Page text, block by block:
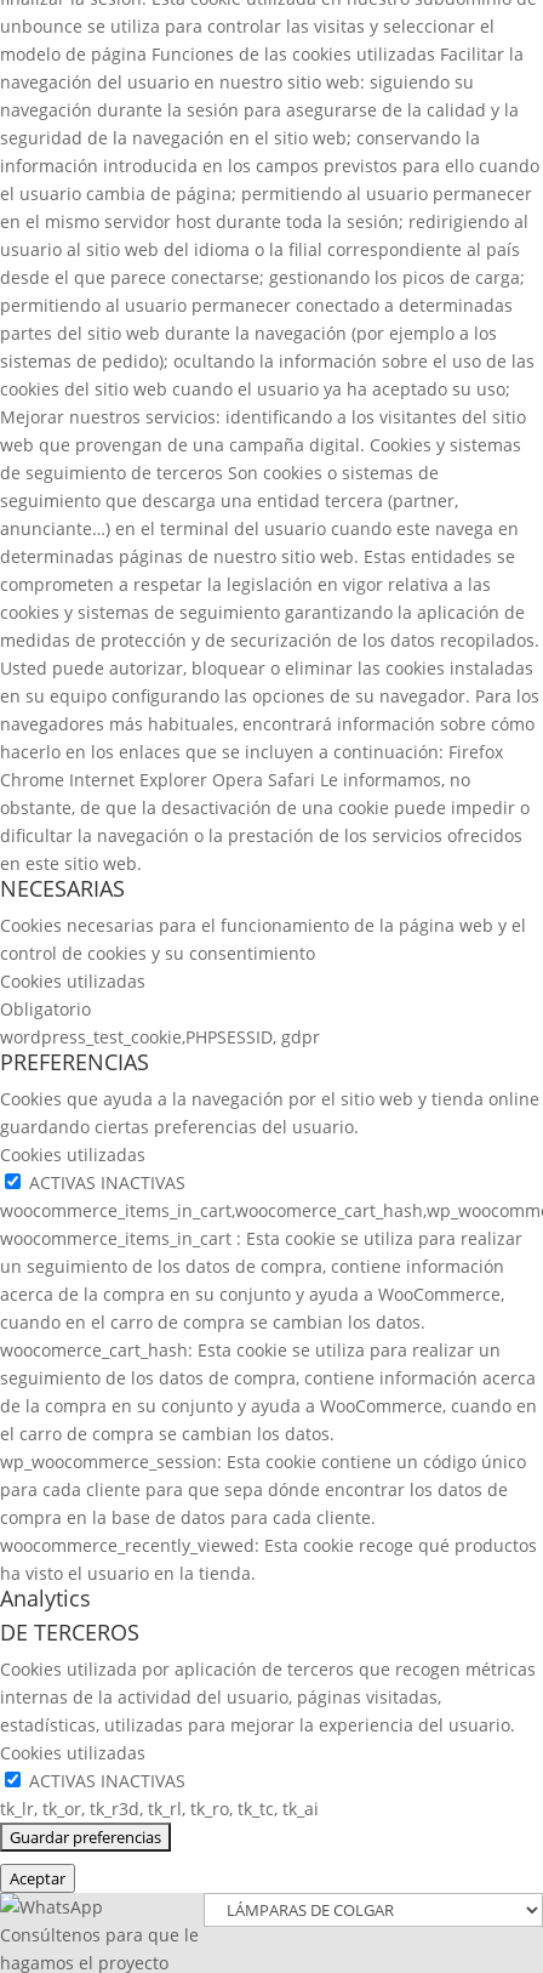
unbounce se utiliza para controlar las visitas y seleccionar el
modelo de página Funciones de las cookies utilizadas Facilitar la
navegación del usuario en nuestro sitio web: siguiendo su
navegación durante la sesión para asegurarse de la calidad y la
seguridad de la navegación en el sitio web; conservando la
información introducida en los campos previstos para ello cuando
el usuario cambia de página; permitiendo al usuario permanecer
en el mismo servidor host durante toda la sesión; redirigiendo al
usuario al sitio web del idioma o la filial correspondiente al país
desde el que parece conectarse; gestionando los picos de carga;
permitiendo al usuario permanecer conectado a determinadas
partes del sitio web durante la navegación (por ejemplo a los
sistemas de pedido); ocultando la información sobre el uso de las
cookies del sitio web cuando el usuario ya ha aceptado su uso;
Mejorar nuestros servicios: identificando a los visitantes del sitio
web que provengan de una campaña digital. Cookies y sistemas
de seguimiento de terceros Son cookies o sistemas de
seguimiento que descarga una entidad tercera (partner,
anunciante…) en el terminal del usuario cuando este navega en
determinadas páginas de nuestro sitio web. Estas entidades se
comprometen a respetar la legislación en vigor relativa a las
cookies y sistemas de seguimiento garantizando la aplicación de
medidas de protección y de securización de los datos recopilados.
Usted puede autorizar, bloquear o eliminar las cookies instaladas
en su equipo configurando las opciones de su navegador. Para los
navegadores más habituales, encontrará información sobre cómo
hacerlo en los enlaces que se incluyen a continuación: Firefox
Chrome Internet Explorer Opera Safari Le informamos, no
obstante, de que la desactivación de una cookie puede impedir o
dificultar la navegación o la prestación de los servicios ofrecidos
en este sitio web.
NECESARIAS
Cookies necesarias para el funcionamiento de la página web y el
control de cookies y su consentimiento
Cookies utilizadas
Obligatorio
wordpress_test_cookie,PHPSESSID, gdpr
PREFERENCIAS
Cookies que ayuda a la navegación por el sitio web y tienda online
guardando ciertas preferencias del usuario.
Cookies utilizadas
ACTIVAS INACTIVAS
woocommerce_items_in_cart : Esta cookie se utiliza para realizar
un seguimiento de los datos de compra, contiene información
acerca de la compra en su conjunto y ayuda a WooCommerce,
cuando en el carro de compra se cambian los datos.
woocomerce_cart_hash: Esta cookie se utiliza para realizar un
seguimiento de los datos de compra, contiene información acerca
de la compra en su conjunto y ayuda a WooCommerce, cuando en
el carro de compra se cambian los datos.
wp_woocommerce_session: Esta cookie contiene un código único
para cada cliente para que sepa dónde encontrar los datos de
compra en la base de datos para cada cliente.
woocommerce_recently_viewed: Esta cookie recoge qué productos
ha visto el usuario en la tienda.
Analytics
DE TERCEROS
Cookies utilizada por aplicación de terceros que recogen métricas
internas de la actividad del usuario, páginas visitadas,
estadísticas, utilizadas para mejorar la experiencia del usuario.
Cookies utilizadas
ACTIVAS INACTIVAS
tk_lr, tk_or, tk_r3d, tk_rl, tk_ro, tk_tc, tk_ai
Aceptar
Consúltenos para que le
hagamos el proyecto